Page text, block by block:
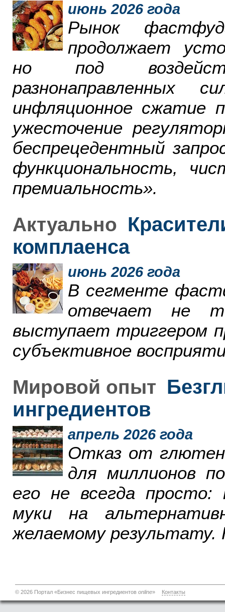
июнь 2026 года
Рынок
продолжает
но под
инфляционное сжатие
ужесточение
беспрецедентный
функциональность,
премиальность».
Актуально
комплаенса
июнь 2026 года
В сегменте
отвечает не
выступает триггером
субъективное
Мировой опыт
ингредиентов
апрель 2026 года
Отказ от
для миллионов
его не всегда просто:
муки на
желаемому результату.
© 2026 Портал «Бизнес пищевых ингредиентов online» Контакты